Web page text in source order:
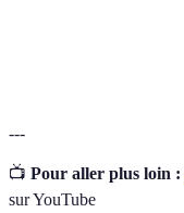
---
📺 Pour aller plus loin :
sur YouTube